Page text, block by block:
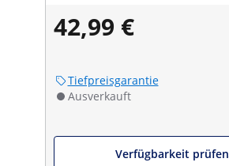
42,99 €
Tiefpreisgarantie
Ausverkauft
Verfügbarkeit prüfen